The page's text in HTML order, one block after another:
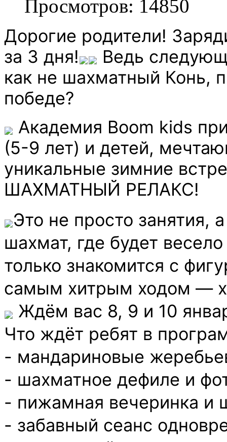
Просмотров: 14850
Дорогие родители!
за 3 дня!
Ведь
как не шахматный Конь,
победе?
Академия Boom kids
(5-9 лет) и детей,
уникальные зимние
ШАХМАТНЫЙ РЕЛАКС!
️Это не просто занятия,
шахмат, где будет
только знакомится с
самым хитрым ходом —
Ждём вас 8, 9 и 10
Что ждёт ребят в
- мандариновые
- шахматное дефиле и
- пижамная вечеринка и
- забавный сеанс